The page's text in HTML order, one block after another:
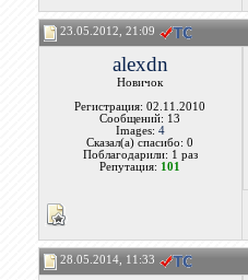
23.05.2012, 21:09
alexdn
Новичок
Регистрация: 02.11.2010
Сообщений: 13
Images: 4
Сказал(а) спасибо: 0
Поблагодарили: 1 раз
Репутация: 101
28.05.2014, 11:33